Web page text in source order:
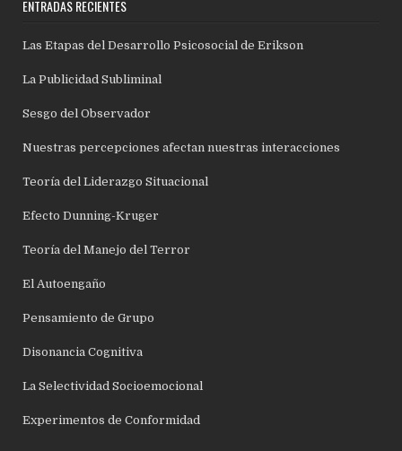
ENTRADAS RECIENTES
Las Etapas del Desarrollo Psicosocial de Erikson
La Publicidad Subliminal
Sesgo del Observador
Nuestras percepciones afectan nuestras interacciones
Teoría del Liderazgo Situacional
Efecto Dunning-Kruger
Teoría del Manejo del Terror
El Autoengaño
Pensamiento de Grupo
Disonancia Cognitiva
La Selectividad Socioemocional
Experimentos de Conformidad